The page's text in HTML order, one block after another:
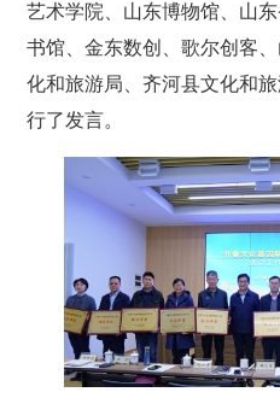
艺术学院、山东博物馆、山
书馆、金东数创、歌尔创客
化和旅游局、齐河县文化和
行了发言。